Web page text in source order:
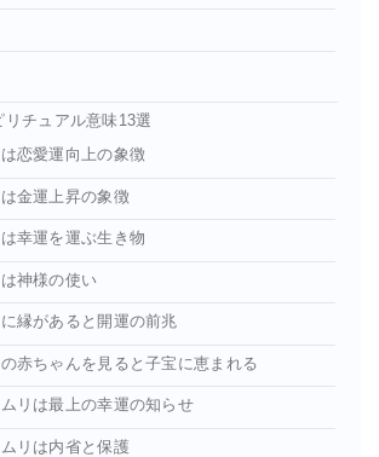
リチュアル意味13選
恋愛運向上の象徴
金運上昇の象徴
幸運を運ぶ生き物
神様の使い
縁があると開運の前兆
赤ちゃんを見ると子宝に恵まれる
リは最上の幸運の知らせ
リは内省と保護